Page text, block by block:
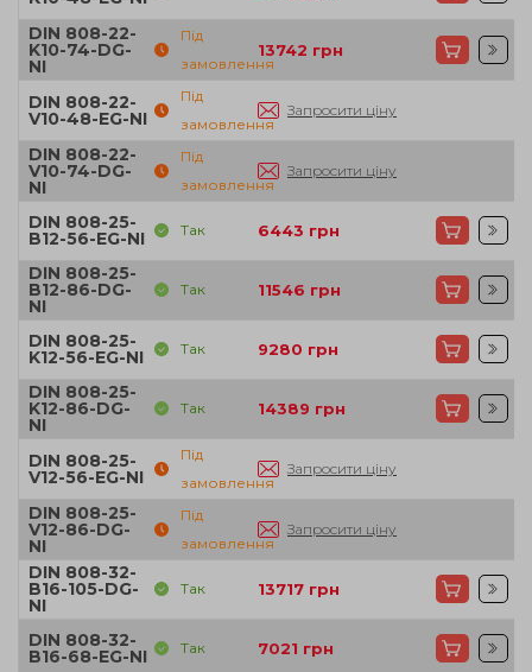
DIN 808-22-
K10-74-DG-
NI
Під
замовлення
13742 грн
DIN 808-22-
V10-48-EG-NI
Під
замовлення
Запросити ціну
DIN 808-22-
V10-74-DG-
NI
Під
замовлення
Запросити ціну
DIN 808-25-
B12-56-EG-NI Так 6443 грн
DIN 808-25-
B12-86-DG-
NI
Так 11546 грн
DIN 808-25-
K12-56-EG-NI Так 9280 грн
DIN 808-25-
K12-86-DG-
NI
Так 14389 грн
DIN 808-25-
V12-56-EG-NI
Під
замовлення
Запросити ціну
DIN 808-25-
V12-86-DG-
NI
Під
замовлення
Запросити ціну
DIN 808-32-
B16-105-DG-
NI
Так 13717 грн
DIN 808-32-
B16-68-EG-NI Так 7021 грн